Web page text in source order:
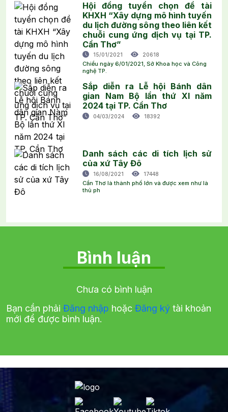
Hội đồng tuyển chọn đề tài
KHXH “Xây dựng mô hình tuyến
du lịch đường sông theo liên kết
chuỗi cung ứng dịch vụ tại TP.
Cần Thơ”
15/01/2021 20618
Chiều ngày 6/01/2021, Sở Khoa học và Công
nghệ TP.
Sắp diễn ra Lễ hội Bánh dân
gian Nam Bộ lần thứ XI năm
2024 tại TP. Cần Thơ
04/03/2024 18392
Danh sách các di tích lịch sử
của xứ Tây Đô
16/08/2021 17448
Cần Thơ là thành phố lớn và được xem như là
thủ ph
Bình luận
Chưa có bình luận
Bạn cần phải Đăng nhập hoặc Đăng ký tài khoản
mới để được bình luận.